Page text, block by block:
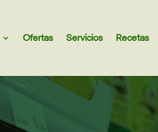
Ofertas Servicios Recetas